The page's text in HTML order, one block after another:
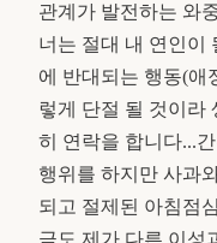
관계가 발전하는 와
너는 절대 내 연인이
에 반대되는 행동(애
렇게 단절 될 것이라
히 연락을 합니다...
행위를 하지만 사과
되고 절제된 아침점
금도 제가 다른 이성